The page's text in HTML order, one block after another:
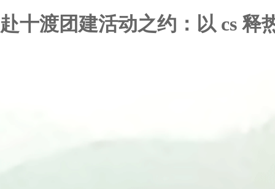
赴十渡团建活动之约：以 cs